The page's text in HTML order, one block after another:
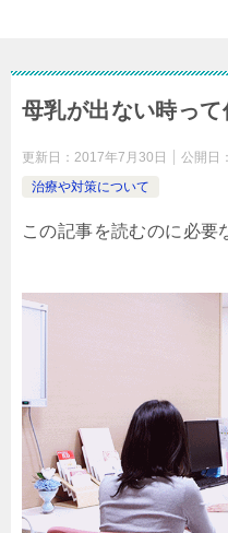
母乳が出ない時っ
更新日： 2017年7月30日 公開日：
治療や対策について
この記事を読むのに必要